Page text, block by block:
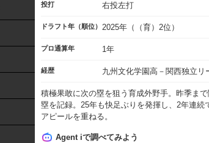
投打 右投左打
ドラフト年（順位） 2025年（（育）2位）
プロ通算年 1年
経歴 九州文化学園高－関西独立リ
積極果敢に次の塁を狙う育成外野手。昨季ま
塁を記録。25年も快足ぶりを発揮し、2年連
アピールを重ねる。
Agent iで調べてみよう